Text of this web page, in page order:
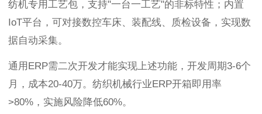
纺机专用工艺包，支持"一台一工艺"的非标特性；内置
IoT平台，可对接数控车床、装配线、质检设备，实现数
据自动采集。
通用ERP需二次开发才能实现上述功能，开发周期3-6个
月，成本20-40万。纺织机械行业ERP开箱即用率
>80%，实施风险降低60%。